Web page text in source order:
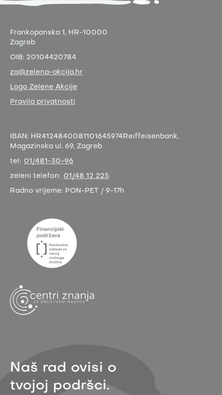
Frankopanska 1, HR-10000
Zagreb
OIB: 20104420784
za@zelena-akcija.hr
Logo Zelene Akcije
Pravila privatnosti
IBAN: HR4124840081101645974 Reiffeisenbank,
Magazinska ul. 69, Zagreb
tel: 01/481-30-96
zeleni telefon: 01/48 12 225
Radno vrijeme: PON-PET / 9-17h
Naš rad ovisi o
tvojoj podršci.